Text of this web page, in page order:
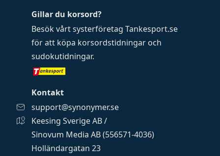
Gillar du korsord?
Besök vårt systerföretag Tankesport.se
för att köpa korsordstidningar och
sudokutidningar.
Kontakt
support@synonymer.se
Keesing Sverige AB /
Sinovum Media AB (556571-4036)
Holländargatan 23